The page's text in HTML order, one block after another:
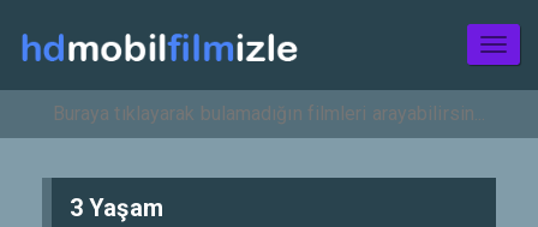
3 Yaşam